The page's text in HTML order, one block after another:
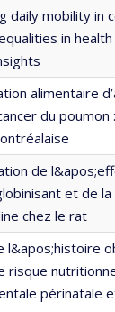
daily mobility in
in
alimentaire
du poumon
de
et de
chez le rat
l&apos;histoire
risque
périnatale